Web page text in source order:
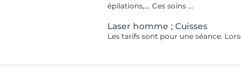
épilations,... Ces soins ...
Laser homme ; Cuisses